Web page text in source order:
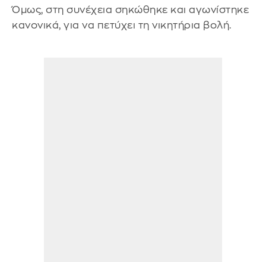
Όμως, στη συνέχεια σηκώθηκε και αγωνίστηκε
κανονικά, για να πετύχει τη νικητήρια βολή.